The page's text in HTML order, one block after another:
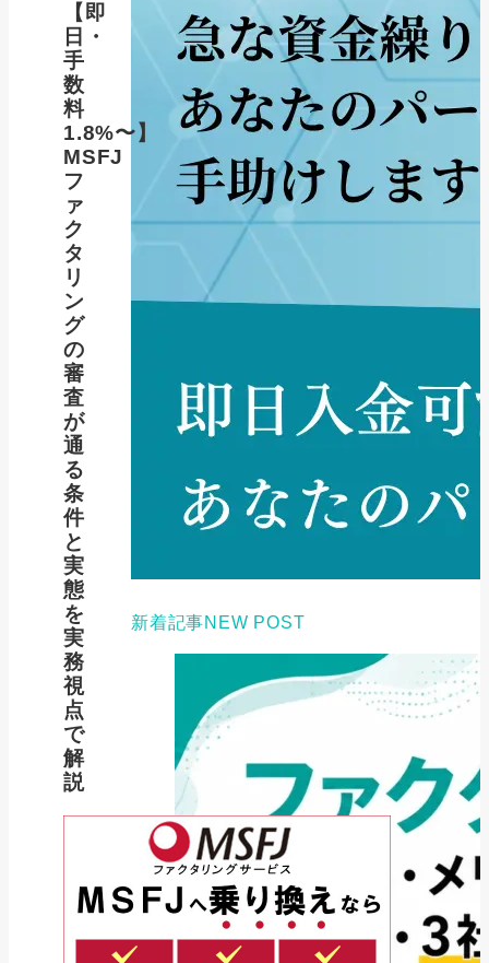
【即
日・
手
数
料
1.8%〜】
MSFJ
フ
ァ
ク
タ
リ
ン
グ
の
審
査
が
通
る
条
件
と
実
態
を
実
務
視
点
で
解
説
新着記事NEW POST